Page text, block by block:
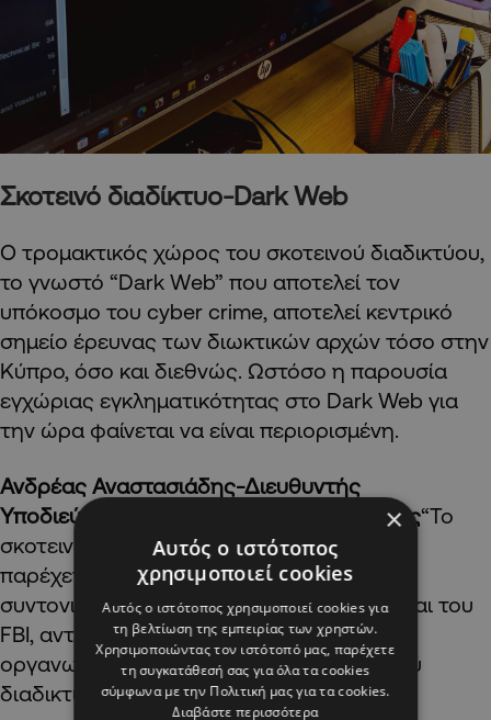
Σκοτεινό διαδίκτυο-Dark Web
Ο τρομακτικός χώρος του σκοτεινού διαδικτύου,
το γνωστό “Dark Web” που αποτελεί τον
υπόκοσμο του cyber crime, αποτελεί κεντρικό
σημείο έρευνας των διωκτικών αρχών τόσο στην
Κύπρο, όσο και διεθνώς. Ωστόσο η παρουσία
εγχώριας εγκληματικότητας στο Dark Web για
την ώρα φαίνεται να είναι περιορισμένη.
Ανδρέας Αναστασιάδης-Διευθυντής
Υποδιεύθυνσης Ηλεκτρονικού Εγκλήματος“Το
σκοτεινό δίκτυο χρησιμοποιείται για να
παρέχεται στους δράστες ανωνυμία. Με
συντονισμένες επιχειρήσεις της Europol και του
FBI, αντιμετωπίσαμε τέτοιους είδους
οργανωμένους εγκληματίες του σκοτεινού
διαδικτύου”
×
Αυτός ο ιστότοπος
χρησιμοποιεί cookies
Αυτός ο ιστότοπος χρησιμοποιεί cookies για
τη βελτίωση της εμπειρίας των χρηστών.
Χρησιμοποιώντας τον ιστότοπό μας, παρέχετε
τη συγκατάθεσή σας για όλα τα cookies
σύμφωνα με την Πολιτική μας για τα cookies.
Διαβάστε περισσότερα